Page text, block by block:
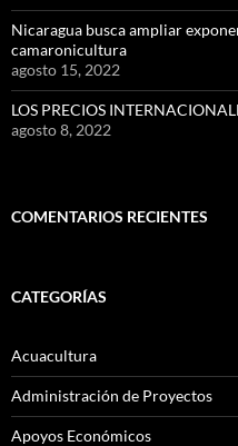
Nicaragua busca ampliar
camaronicultura
agosto 15, 2022
LOS PRECIOS
agosto 8, 2022
COMENTARIOS RECIENTES
CATEGORÍAS
Acuacultura
Administración de Proyectos
Apoyos Económicos